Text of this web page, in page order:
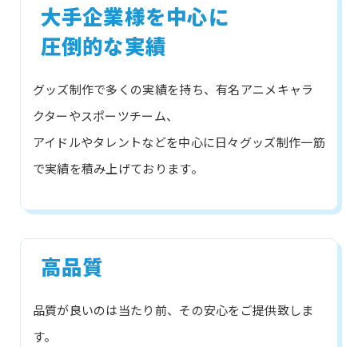
大手企業様を中心に
圧倒的な実績
グッズ制作で多くの実績を持ち、有名アニメキャラ
クターやスポーツチーム、
アイドルやタレントなどを中心に日々グッズ制作一筋
で実績を積み上げております。
高品質
品質が良いのは当たり前、その安心をご提供致しま
す。